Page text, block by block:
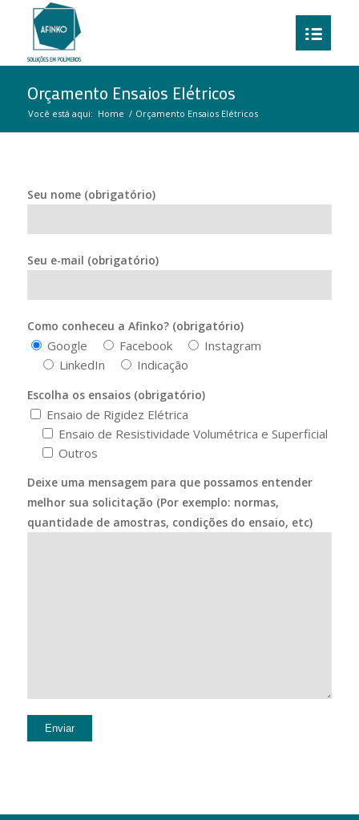
Orçamento Ensaios Elétricos
Você está aqui: Home / Orçamento Ensaios Elétricos
Seu nome (obrigatório)
Seu e-mail (obrigatório)
Como conheceu a Afinko? (obrigatório)
Google Facebook
Instagram
LinkedIn
Indicação
Escolha os ensaios (obrigatório)
Ensaio de Rigidez Elétrica
Ensaio de Resistividade Volumétrica e Superficial
Outros
Deixe uma mensagem para que possamos entender
melhor sua solicitação (Por exemplo: normas,
quantidade de amostras, condições do ensaio, etc)